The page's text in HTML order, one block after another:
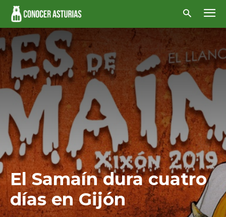
El Samaín dura cuatro
días en Gijón